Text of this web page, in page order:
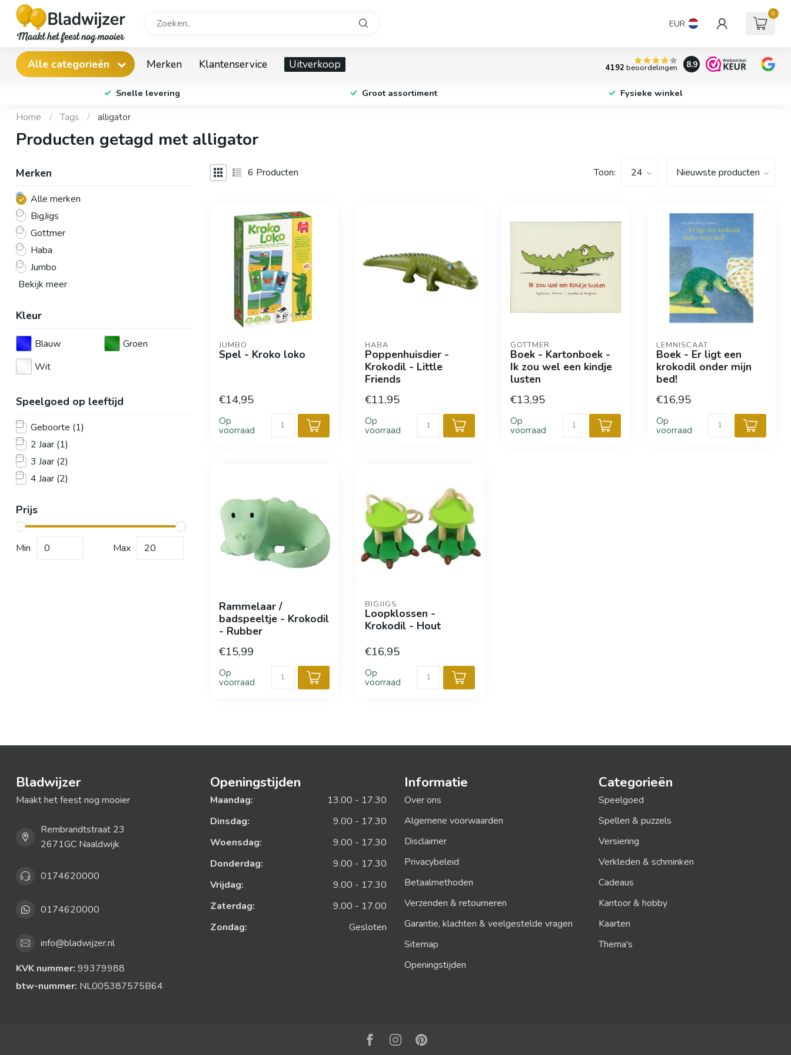
EUR
0
Alle categorieën Merken Klantenservice Uitverkoop 4192 beoordelingen 8.9
Snelle levering Groot assortiment Fysieke winkel
Home / Tags / alligator
Producten getagd met alligator
Merken
Alle merken
BigJigs
Gottmer
Haba
Jumbo
Bekijk meer
Kleur
Blauw
Groen
Wit
Speelgoed op leeftijd
Geboorte (1)
2 Jaar (1)
3 Jaar (2)
4 Jaar (2)
Prijs
Min Max
6 Producten Toon:
JUMBO
Spel - Kroko loko
€14,95
Op
voorraad
HABA
Poppenhuisdier -
Krokodil - Little
Friends
€11,95
Op
voorraad
GOTTMER
Boek - Kartonboek -
Ik zou wel een kindje
lusten
€13,95
Op
voorraad
LEMNISCAAT
Boek - Er ligt een
krokodil onder mijn
bed!
€16,95
Op
voorraad
Rammelaar /
badspeeltje - Krokodil
- Rubber
€15,99
Op
voorraad
BIGJIGS
Loopklossen -
Krokodil - Hout
€16,95
Op
voorraad
Bladwijzer
Maakt het feest nog mooier
Rembrandtstraat 23
2671GC Naaldwijk
0174620000
0174620000
info@bladwijzer.nl
KVK nummer: 99379988
btw-nummer: NL005387575B64
Openingstijden
Maandag:
13.00 - 17.30
Dinsdag:
9.00 - 17.30
Woensdag:
9.00 - 17.30
Donderdag:
9.00 - 17.30
Vrijdag:
9.00 - 17.30
Zaterdag:
9.00 - 17.00
Zondag:
Gesloten
Informatie
Over ons
Algemene voorwaarden
Disclaimer
Privacybeleid
Betaalmethoden
Verzenden & retourneren
Garantie, klachten & veelgestelde vragen
Sitemap
Openingstijden
Categorieën
Speelgoed
Spellen & puzzels
Versiering
Verkleden & schminken
Cadeaus
Kantoor & hobby
Kaarten
Thema's